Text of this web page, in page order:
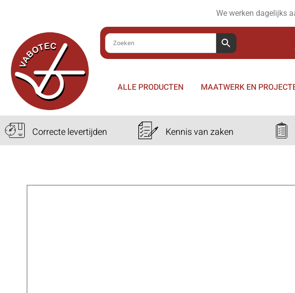
We werken dagelijks
ALLE PRODUCTEN MAATWERK EN
Correcte levertijden Kennis van zaken